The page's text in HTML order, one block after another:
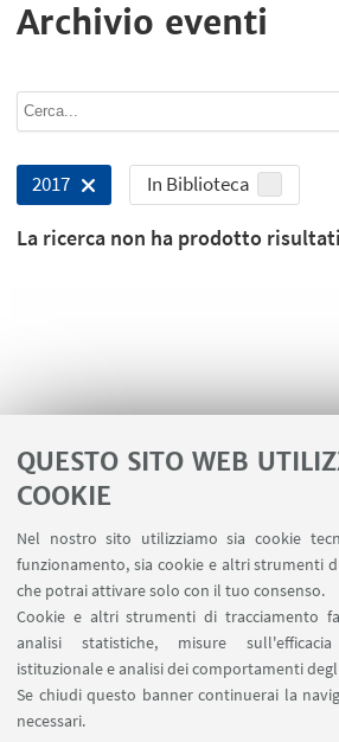
QUESTO SITO WEB
COOKIE
Nel nostro sito utilizziamo sia cookie
funzionamento, sia cookie e altri strumenti
che potrai attivare solo con il tuo consenso.
Cookie e altri strumenti di tracciamento
analisi statistiche, misure
istituzionale e analisi dei comportamenti
Se chiudi questo banner continuerai la
necessari.
Archivio eventi
2017 In Biblioteca
La ricerca non ha prodotto risultati
LINK UTILI
Area riservata
Contatti
Prenotazione aule